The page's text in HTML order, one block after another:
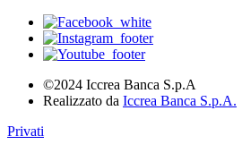
©2024 Iccrea Banca S.p.A
Realizzato da Iccrea Banca S.p.A.
Privati